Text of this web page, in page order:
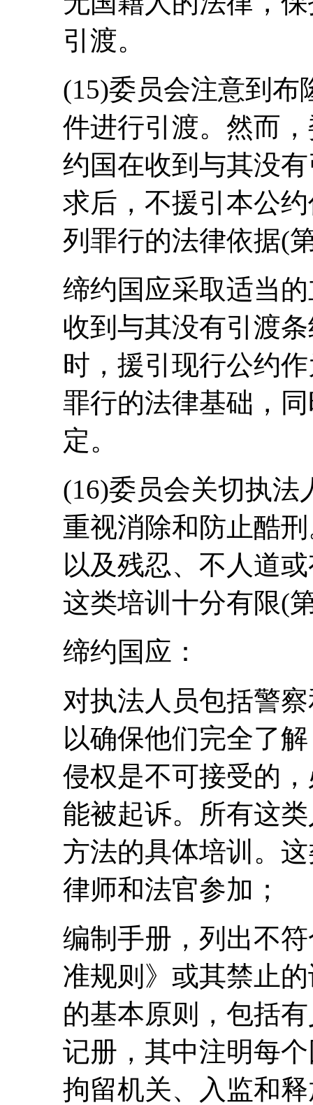
引渡。
(15)委员会注意到布
件进行引渡。然而
约国在收到与其没
求后，不援引本公
列罪行的法律依据(
缔约国应采取适当
收到与其没有引渡
时，援引现行公约
罪行的法律基础，
定。
(16)委员会关切执法
重视消除和防止酷
以及残忍、不人道
这类培训十分有限(
缔约国应：
对执法人员包括警
以确保他们完全了
侵权是不可接受的
能被起诉。所有这
方法的具体培训。
律师和法官参加；
编制手册，列出不
准规则》或其禁止
的基本原则，包括
记册，其中注明每
拘留机关、入监和